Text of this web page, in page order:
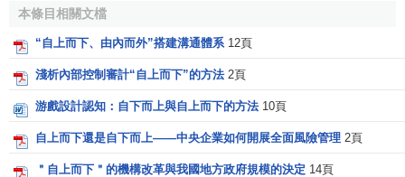
業時，曾經說了一段耐人尋味的話：“貴公司的管理給我感覺
很好，已經有了‘自上而下’的執行體系，而且細膩、到位、有
看，應該嘗試‘自下而上’的 管理理念 、方法和模式。”
的確，員工不僅是“思想”的使用者，而且是創造者；不僅
是“指令”的執行者，還是問題提出和解決的主動者。員工應該
由螺絲釘和齒輪的角色變為發動機，“自上而下”的習慣管理模
本條目相關文檔
“自上而下、由內而外”搭建溝通體系 12頁
淺析內部控制審計“自上而下”的方法 2頁
游戲設計認知：自下而上與自上而下的方法 10頁
自上而下還是自下而上——中央企業如何開展全面風險管理 2頁
＂自上而下＂的機構改革與我國地方政府規模的決定 14頁